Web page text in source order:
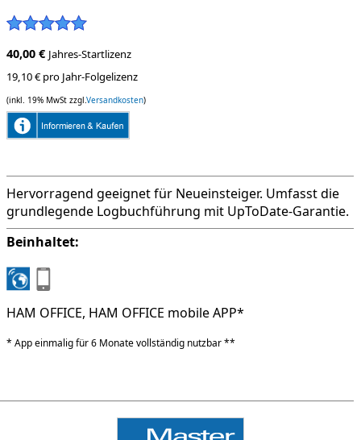
40,00 € Jahres-Startlizenz
19,10 € pro Jahr-Folgelizenz
(inkl. 19% MwSt zzgl. Versandkosten)
Hervorragend geeignet für Neueinsteiger. Umfasst die
grundlegende Logbuchführung mit UpToDate-Garantie.
Beinhaltet:
HAM OFFICE, HAM OFFICE mobile APP*
* App einmalig für 6 Monate vollständig nutzbar **